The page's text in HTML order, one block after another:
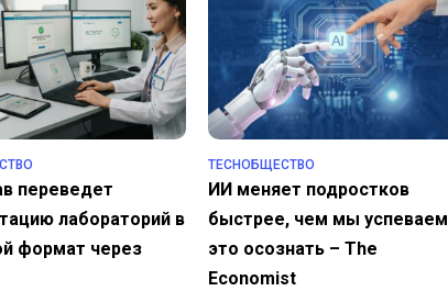
переведет
лабораторий в
формат через
TECHОБЩЕСТВО
ИИ меняет подростков
быстрее, чем мы успеваем
это осознать – The
Economist